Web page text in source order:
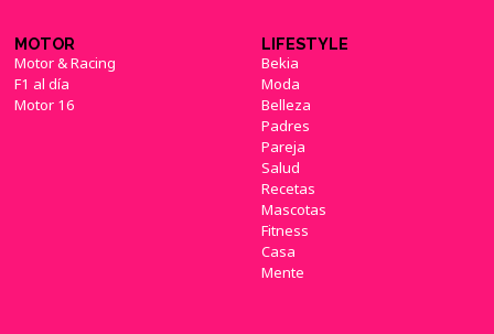
MOTOR
Motor & Racing
F1 al día
Motor 16
LIFESTYLE
Bekia
Moda
Belleza
Padres
Pareja
Salud
Recetas
Mascotas
Fitness
Casa
Mente